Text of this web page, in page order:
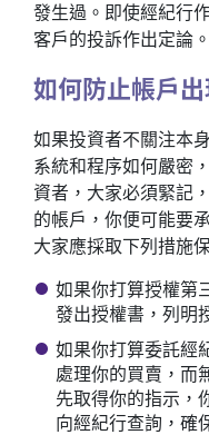
發生過。即使經紀行
客戶的投訴作出定論。
如何防止帳戶
如果投資者不關注本
系統和程序如何嚴密
資者，大家必須緊記
的帳戶，你便可能要
大家應採取下列措施
如果你打算授權第
發出授權書，列明
如果你打算委託經
處理你的買賣，而
先取得你的指示，
向經紀行查詢，確